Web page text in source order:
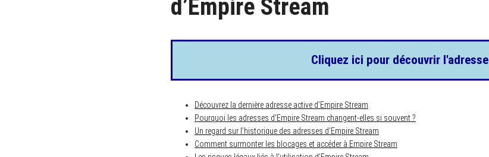
d’Empire Stream
Cliquez ici pour découvrir l'adresse
Découvrez la dernière adresse active d’Empire Stream
Pourquoi les adresses d’Empire Stream changent-elles si souvent ?
Un regard sur l’historique des adresses d’Empire Stream
Comment surmonter les blocages et accéder à Empire Stream